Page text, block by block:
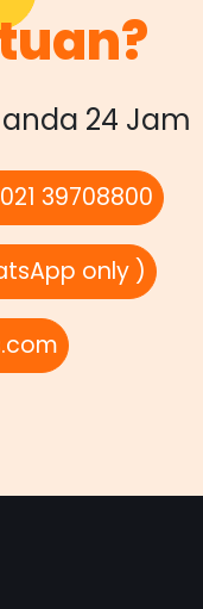
24 Jam
021 39708800
only )